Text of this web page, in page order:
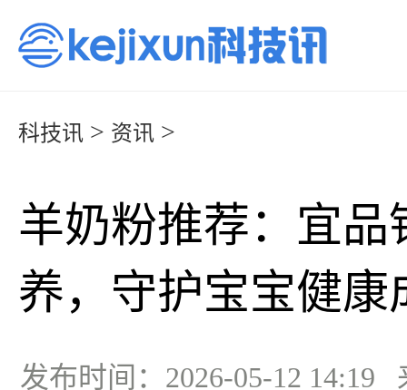
科技讯 > 资讯 >
羊奶粉推荐：宜
养，守护宝宝健康
发布时间：2026-05-12 14:19